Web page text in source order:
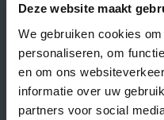
Deze website maakt
We gebruiken cookies
personaliseren, om
en om ons
informatie over uw
partners voor social
Contactgegevens
Supply Service B.V.
Nijverheidsstraat 25-K
3861 RJ Nijkerk
info@supplyservice.nl
+31 33 468 13 42